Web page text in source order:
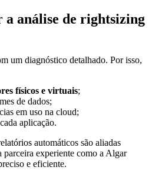
a análise de rightsizing
um diagnóstico detalhado. Por isso,
físicos e virtuais;
de dados;
em uso na cloud;
aplicação.
automáticos são aliadas
parceira experiente como a Algar
e eficiente.